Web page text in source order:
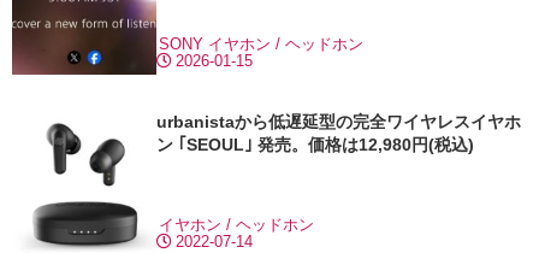
2026-01-15
SONY イヤホン / ヘッドホン
urbanistaから低遅延型の完全ワイヤレスイヤホ
ン ｢SEOUL｣ 発売。価格は12,980円(税込)
2022-07-14
イヤホン / ヘッドホン